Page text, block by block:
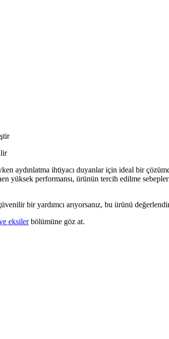
aydınlatma ihtiyacı duyanlar için ideal bir
yüksek performansı, ürünün tercih edilme
bir yardımcı arıyorsanız, bu ürünü
eksilerbölümüne göz at.